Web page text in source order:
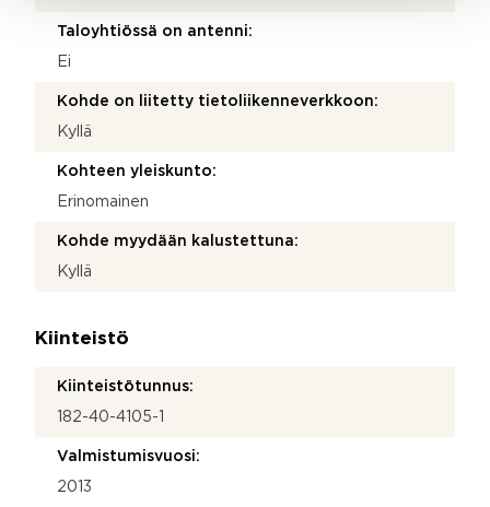
Taloyhtiössä on antenni:
Ei
Kohde on liitetty tietoliikenneverkkoon:
Kyllä
Kohteen yleiskunto:
Erinomainen
Kohde myydään kalustettuna:
Kyllä
Kiinteistö
Kiinteistötunnus:
182-40-4105-1
Valmistumisvuosi:
2013